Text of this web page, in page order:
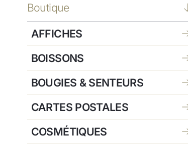
Boutique
AFFICHES
BOISSONS
BOUGIES & SENTEURS
CARTES POSTALES
COSMÉTIQUES